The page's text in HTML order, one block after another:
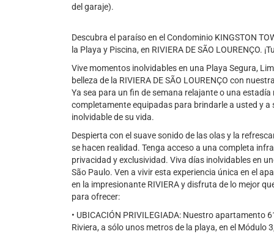
del garaje).
Descubra el paraíso en el Condominio KINGSTON
la Playa y Piscina, en RIVIERA DE SÃO LOURENÇO.
Vive momentos inolvidables en una Playa Segura,
belleza de la RIVIERA DE SÃO LOURENÇO con
Ya sea para un fin de semana relajante o una
completamente equipadas para brindarle a usted y
inolvidable de su vida.
Despierta con el suave sonido de las olas y la
se hacen realidad. Tenga acceso a una completa
privacidad y exclusividad. Viva días inolvidables en
São Paulo. Ven a vivir esta experiencia única en el
en la impresionante RIVIERA y disfruta de lo mejor
para ofrecer:
• UBICACIÓN PRIVILEGIADA: Nuestro apartamento
Riviera, a sólo unos metros de la playa, en el Módulo